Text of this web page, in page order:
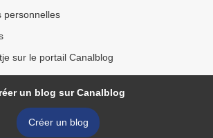
personnelles
sur le portail Canalblog
un blog sur Canalblog
Créer un blog